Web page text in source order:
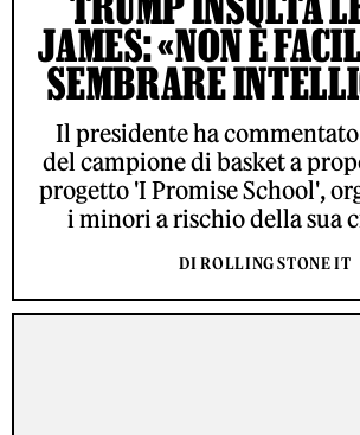
JAMES: «NON È
SEMBRARE
Il presidente ha
del campione di basket a
progetto 'I Promise School',
i minori a rischio della sua
DI ROLLING STONE IT